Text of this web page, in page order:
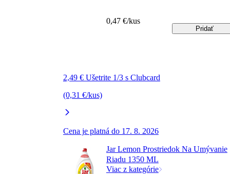
2,49 € Ušetrite 1/3 s Clubcard
(0,31 €/kus)
Cena je platná do 17. 8. 2026
0,47 €/kus
Pridať
Jar Lemon Prostriedok Na Umývanie
Riadu 1350 ML
Viac z kategórie